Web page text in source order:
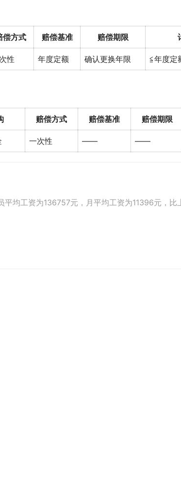
偿方式 赔偿基准 赔偿期限
性 年度定额 确认更换年限 ≦年度定
赔偿方式 赔偿基准 赔偿期限
一次性 —— ——
均工资为136757元，月平均工资为11396元，比